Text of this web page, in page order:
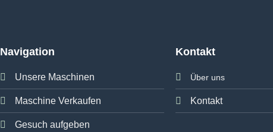
Navigation
Unsere Maschinen
Maschine Verkaufen
Gesuch aufgeben
Kontakt
Über uns
Kontakt